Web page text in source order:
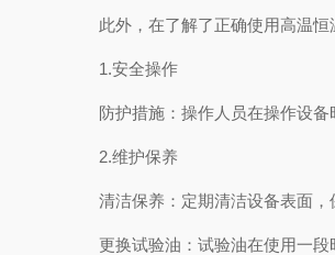
此外，在了解了正确使用高温恒
1.安全操作
防护措施：操作人员在操作设备
2.维护保养
清洁保养：定期清洁设备表面，
更换试验油：试验油在使用一段